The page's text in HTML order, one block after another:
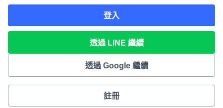
登入
透過 LINE 繼續
透過 Google 繼續
註冊